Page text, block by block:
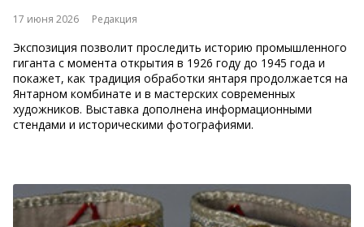
17 июня 2026 Редакция
Экспозиция позволит проследить историю промышленного
гиганта с момента открытия в 1926 году до 1945 года и
покажет, как традиция обработки янтаря продолжается на
Янтарном комбинате и в мастерских современных
художников. Выставка дополнена информационными
стендами и историческими фотографиями.